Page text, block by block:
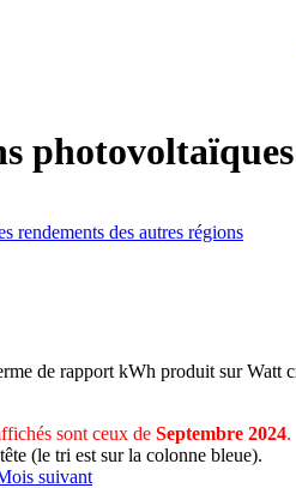
photovoltaïques
rendements des autres régions
de rapport kWh produit sur Watt
sont ceux de Septembre 2024.
(le tri est sur la colonne bleue).
suivant